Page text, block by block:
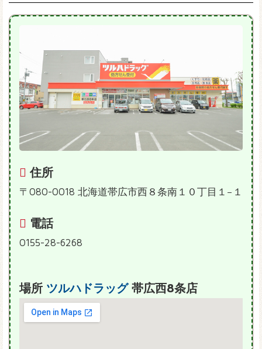
住所
〒080-0018 北海道帯広市西８条南１０丁目１−１
電話
0155-28-6268
場所 ツルハドラッグ帯広西8条店